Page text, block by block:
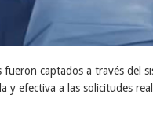
fueron captados a través del
y efectiva a las solicitudes